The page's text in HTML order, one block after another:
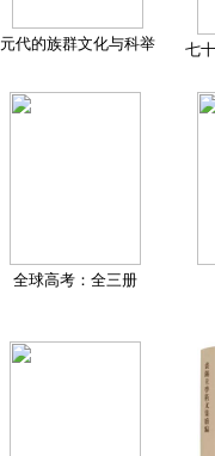
元代的族群文化与科举 七
全球高考：全三册